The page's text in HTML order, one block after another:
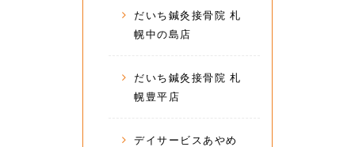
だいち鍼灸接骨院 札
幌中の島店
だいち鍼灸接骨院 札
幌豊平店
デイサービスあやめ